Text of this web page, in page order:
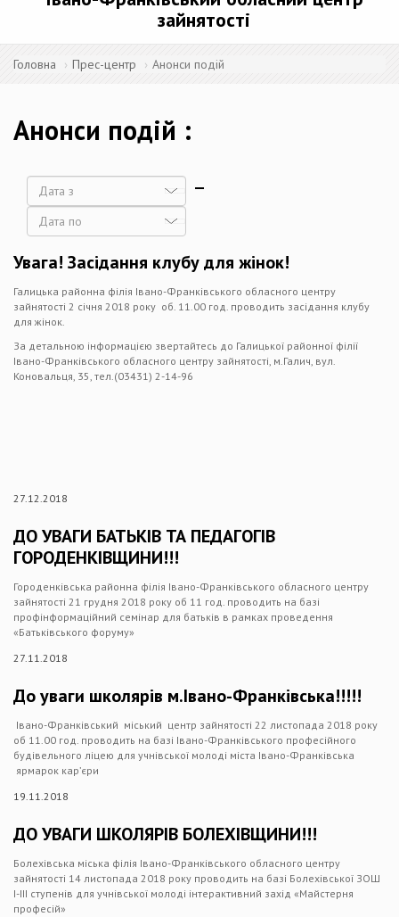
зайнятості
Головна Прес-центр Анонси подій
Анонси подій
Дата
Увага! Засідання клубу для жінок!
Галицька районна філія Івано-Франківського обласного центру
зайнятості 2 січня 2018 року об. 11.00 год. проводить засідання клубу
для жінок.
За детальною інформацією звертайтесь до Галицької районної філії
Івано-Франківського обласного центру зайнятості, м.Галич, вул.
Коновальця, 35, тел.(03431) 2-14-96
27.12.2018
ДО УВАГИ БАТЬКІВ ТА ПЕДАГОГІВ
ГОРОДЕНКІВЩИНИ!!!
Городенківська районна філія Івано-Франківського обласного центру
зайнятості 21 грудня 2018 року об 11 год. проводить на базі
профінформаційний семінар для батьків в рамках проведення
«Батьківського форуму»
27.11.2018
До уваги школярів м.Івано-Франківська!!!!!
Івано-Франківський міський центр зайнятості 22 листопада 2018 року
об 11.00 год. проводить на базі Івано-Франківського професійного
будівельного ліцею для учнівської молоді міста Івано-Франківська
ярмарок кар’єри
19.11.2018
ДО УВАГИ ШКОЛЯРІВ БОЛЕХІВЩИНИ!!!
Болехівська міська філія Івано-Франківського обласного центру
зайнятості 14 листопада 2018 року проводить на базі Болехівської ЗОШ
І-ІІІ ступенів для учнівської молоді інтерактивний захід «Майстерня
професій»